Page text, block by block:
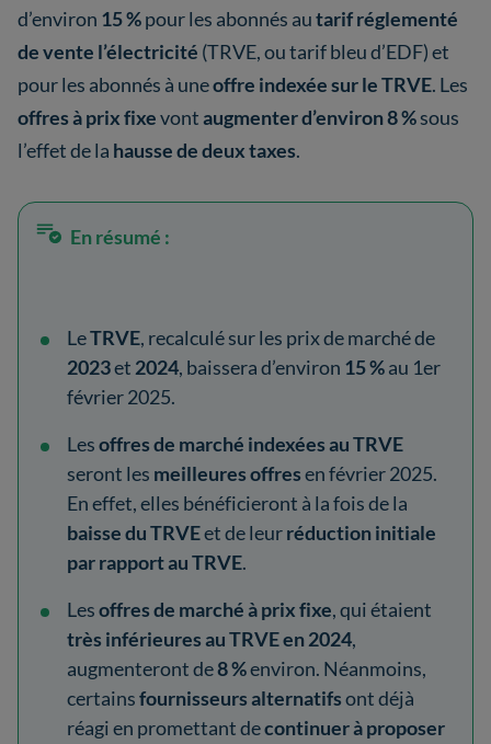
d’environ 15 %pour les abonnés autarif réglementé
de vente l’électricité (TRVE, ou tarif bleu d’EDF) et
pour les abonnés à uneoffre indexée sur le TRVE. Les
offres à prix fixevontaugmenter d’environ 8 %sous
l’effet de la hausse de deux taxes.
En résumé :
LeTRVE, recalculé sur les prix de marché de
2023et 2024, baissera d’environ 15 %au 1er
février 2025.
Lesoffres de marché indexées au TRVE
seront les meilleures offresen février 2025.
En effet, elles bénéficieront à la fois de la
baisse du TRVEet de leurréduction initiale
par rapport au TRVE.
Lesoffres de marché à prix fixe, qui étaient
très inférieures au TRVE en 2024,
augmenteront de8 %environ. Néanmoins,
certainsfournisseurs alternatifsont déjà
réagi en promettant decontinuer à proposer